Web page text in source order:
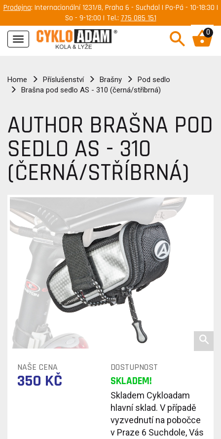
Prodejna: Internacionální 1231/8, Praha 6 - Suchdol | Po-Pá - 10-18:30 |
So - 9-12:00 | Tel.: 775 085 151
Navigace
0
Home Příslušenství Brašny
Pod sedlo
Brašna pod sedlo AS - 310 (černá/stříbrná)
AUTHOR BRAŠNA POD
SEDLO AS - 310
(ČERNÁ/STŘÍBRNÁ)
NAŠE CENA DOSTUPNOST
350 KČ SKLADEM!
Skladem Cykloadam
hlavní sklad. V případě
vyzvednutí na pobočce
v Praze 6 Suchdole, Vás